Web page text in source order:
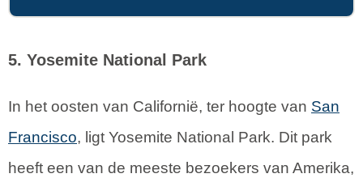
5. Yosemite National Park
In het oosten van Californië, ter hoogte van San
Francisco, ligt Yosemite National Park. Dit park
heeft een van de meeste bezoekers van Amerika,